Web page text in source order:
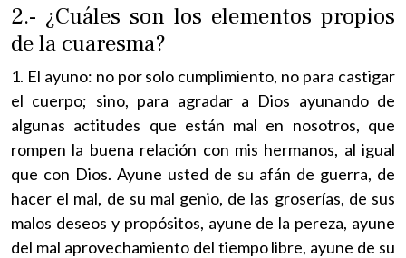
2.- ¿Cuáles son los elementos propios
de la cuaresma?
1. El ayuno: no por solo cumplimiento, no para castigar
el cuerpo; sino, para agradar a Dios ayunando de
algunas actitudes que están mal en nosotros, que
rompen la buena relación con mis hermanos, al igual
que con Dios. Ayune usted de su afán de guerra, de
hacer el mal, de su mal genio, de las groserías, de sus
malos deseos y propósitos, ayune de la pereza, ayune
del mal aprovechamiento del tiempo libre, ayune de su